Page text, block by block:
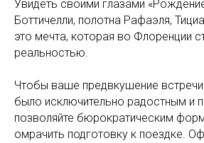
Увидеть своими глазами
Боттичелли, полотна Рафаэля,
это мечта, которая во Флоренции
реальностью.
Чтобы ваше предвкушение
было исключительно радостным и
позволяйте бюрократическим
омрачить подготовку к поездке.